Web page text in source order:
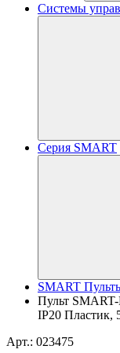
Системы
Серия SMART
SMART
Пульт
IP20 Пластик,
Арт.: 023475